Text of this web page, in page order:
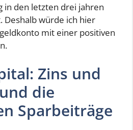
in den letzten drei jahren
Deshalb würde ich hier
mit einer positiven
Zins und
die
Sparbeiträge